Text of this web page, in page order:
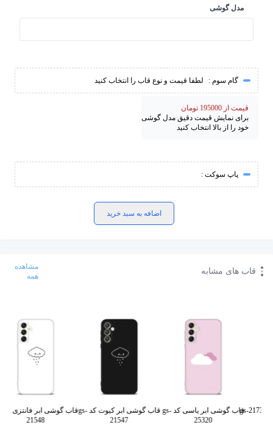
مدل گوشی
گام سوم : لطفا قیمت و نوع قاب را انتخاب کنید
قیمت از 195000 تومان
برای نمایش قیمت دقیق مدل گوشی
خود را از بالا انتخاب کنید
پاپ سوکت :
اضافه به سبد خرید
قاب های مشابه
مشاهده
همه
قاب گوشی ابر یاسی کد gs-
25320
قاب گوشی ابر کیوت کد gs-
21547
21548